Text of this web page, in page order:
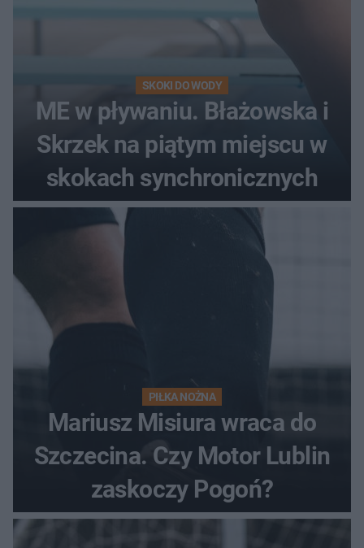
SKOKI DO WODY
ME w pływaniu. Błażowska i
Skrzek na piątym miejscu w
skokach synchronicznych
PIŁKA NOŻNA
Mariusz Misiura wraca do
Szczecina. Czy Motor Lublin
zaskoczy Pogoń?